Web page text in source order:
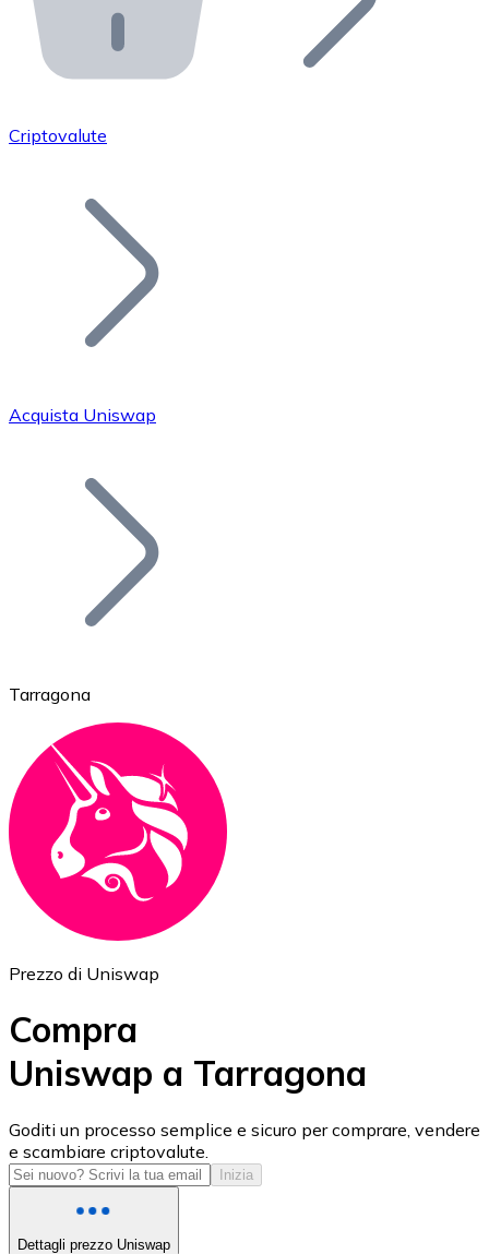
API Bitnovo
Integra la nostra API nel tuo ecosistema.
Unisciti alla nostra rete di rivenditori e
Aggiungi il token del tuo progetto al nostro servizio di
Bitcoin
Ethereum
ETH
USD Coin
USDC
Criptovalute
Acquista Uniswap
Tarragona
Prezzo di Uniswap
Compra
Uniswap a Tarragona
Goditi un processo semplice e sicuro per comprare, vendere
e scambiare criptovalute.
Inizia
Dettagli prezzo Uniswap